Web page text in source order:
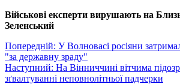
Військові експерти вирушають на
Зеленський
Навігація
записів
Попередній: У Волновасі росіяни
"за державну зраду"
Наступний: На Вінниччині вітчима
зґвалтуванні неповнолітньої падчерки